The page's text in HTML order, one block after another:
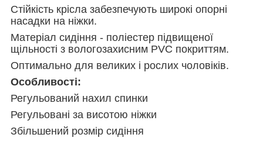
Стійкість крісла забезпечують широкі опорні
насадки на ніжки.
Матеріал сидіння - поліестер підвищеної
щільності з вологозахисним PVC покриттям.
Оптимально для великих і рослих чоловіків.
Особливості:
Регульований нахил спинки
Регульовані за висотою ніжки
Збільшений розмір сидіння